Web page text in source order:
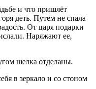
и что пришлёт
деть. Путем не спала
От царя подарки
Наряжают ее,
шелка отделаны.
в зеркало и со стоном